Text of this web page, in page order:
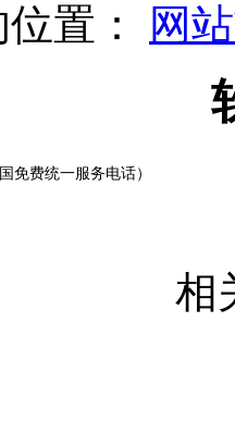
置：
网
免费统一服务电话）
相